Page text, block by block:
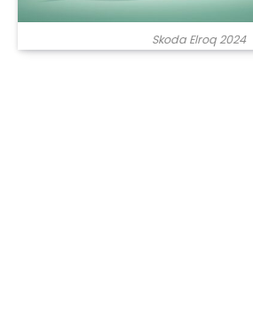
Skoda Elroq 2024